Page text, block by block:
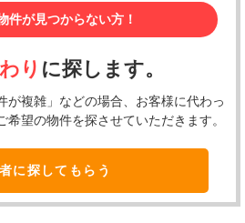
件が見つからない方！
り に探します。
が複雑」などの場合、お客様に代わっ
望の物件を探させていただきます。
に探してもらう